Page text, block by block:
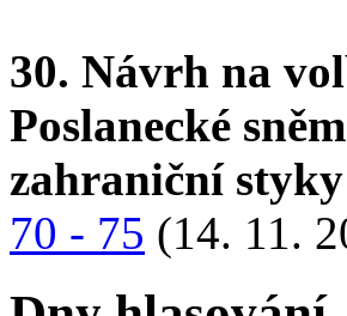
30. Návrh na
Poslanecké
zahraniční
70 - 75 (14. 11.